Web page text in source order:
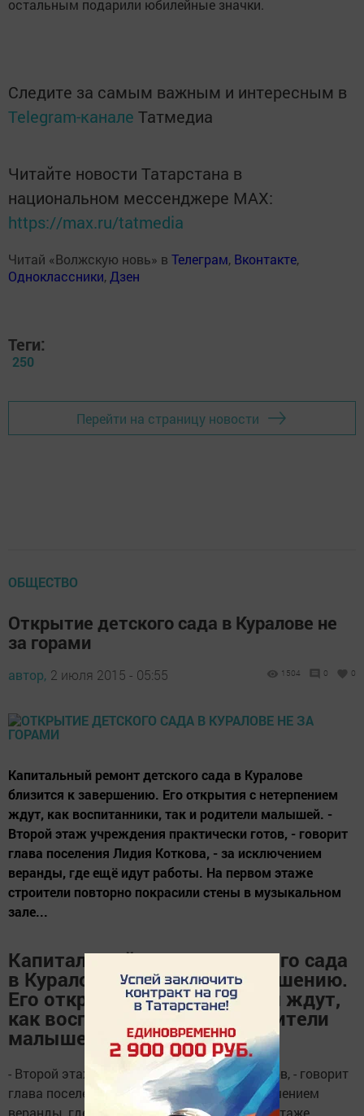
остальным подарили юбилейные значки.
Следите за самым важным и интересным в
Telegram-канале Татмедиа
Читайте новости Татарстана в
национальном мессенджере MАХ:
https://max.ru/tatmedia
Читай «Волжскую новь» в Телеграм, Вконтакте,
Одноклассники, Дзен
Теги:
250
Перейти на страницу новости
ОБЩЕСТВО
Открытие детского сада в Куралове не
за горами
автор, 2 июля 2015 - 05:55 1504 0 0
Капитальный ремонт детского сада в Куралове
близится к завершению. Его открытия с нетерпением
ждут, как воспитанники, так и родители малышей. -
Второй этаж учреждения практически готов, - говорит
глава поселения Лидия Коткова, - за исключением
веранды, где ещё идут работы. На первом этаже
строители повторно покрасили стены в музыкальном
зале...
Капитальный ремонт детского сада
в Куралове близится к завершению.
Его открытия с нетерпением ждут,
как воспитанники, так и родители
малышей.
- Второй этаж учреждения практически готов, - говорит
глава поселения Лидия Коткова, - за исключением
веранды, где ещё идут работы. На первом этаже